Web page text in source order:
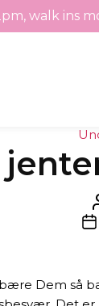
walk ins
Dem så